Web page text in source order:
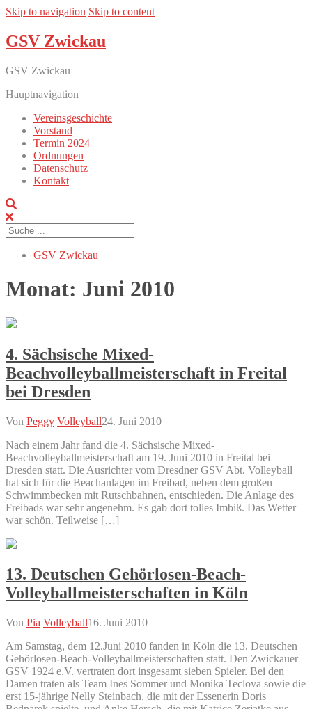
Skip to navigation Skip to content
GSV Zwickau
GSV Zwickau
Hauptnavigation
Vereinsgeschichte
Vorstand
Termin 2024
Ordnungen
Datenschutz
Kontakt
GSV Zwickau
Monat: Juni 2010
4. Sächsische Mixed-
Beachvolleyballmeisterschaft in Freital
bei Dresden
Von Peggy Volleyball24. Juni 2010
Nach einem Jahr fand die 4. Sächsische Mixed-
Beachvolleyballmeisterschaft am 19. Juni 2010 in Freital bei
Dresden statt. Die Ausrichter vom Dresdner GSV Abt. Volleyball
hat sich für die Beachanlagen im Freibad, neben dem großen
Schwimmbecken mit Rutschbahnen, entschieden. Die Anlage des
Freibads war sehr angenehm. Es gab dort tolles Imbiß. Das Wetter
war schön. Teilweise […]
13. Deutschen Gehörlosen-Beach-
Volleyballmeisterschaften in Köln
Von Pia Volleyball16. Juni 2010
Am Samstag, dem 12.Juni 2010 fanden in Köln die 13. Deutschen
Gehörlosen-Beach-Volleyballmeisterschaften statt. Den Zwickauer
GSV 1924 e.V. vertraten dort insgesamt sieben Spieler. Bei den
Damen traten als Team Ines Sommer und Monika Teclova sowie die
erst 15-jährige Nelly Steinbach, die mit der Essenerin Doris